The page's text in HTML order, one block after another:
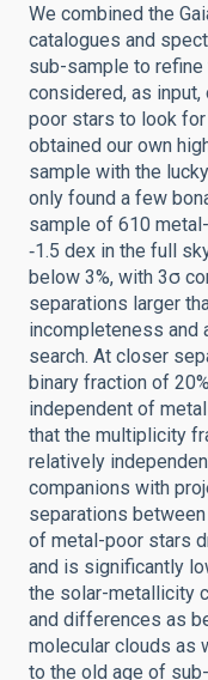
We combined the
catalogues and
sub-sample to
considered, as
poor stars to look
obtained our own
sample with the
only found a few
sample of 610
‑1.5 dex in the full
below 3%, with 3σ
separations larger
incompleteness and
search. At closer
binary fraction of
independent of
that the multiplicity
relatively
companions with
separations
of metal-poor stars
and is significantly
the solar-metallicity
and differences as
molecular clouds as
to the old age of